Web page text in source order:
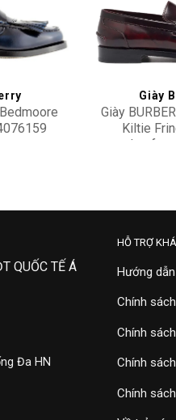
Add to
wishlist
Giày
Giày
Kiltie
QUỐC TẾ Á
Đa HN
HỖ TRỢ
Hướng
Chính
Chính
Chính
Chính